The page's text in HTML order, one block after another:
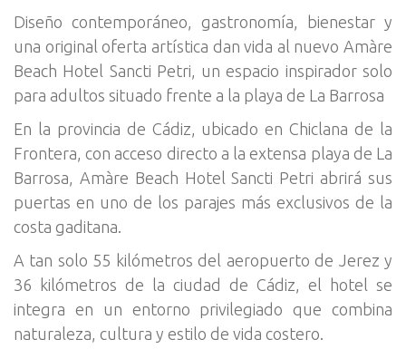
Diseño contemporáneo, gastronomía, bienestar y
una original oferta artística dan vida al nuevo Amàre
Beach Hotel Sancti Petri, un espacio inspirador solo
para adultos situado frente a la playa de La Barrosa
En la provincia de Cádiz, ubicado en Chiclana de la
Frontera, con acceso directo a la extensa playa de La
Barrosa, Amàre Beach Hotel Sancti Petri abrirá sus
puertas en uno de los parajes más exclusivos de la
costa gaditana.
A tan solo 55 kilómetros del aeropuerto de Jerez y
36 kilómetros de la ciudad de Cádiz, el hotel se
integra en un entorno privilegiado que combina
naturaleza, cultura y estilo de vida costero.